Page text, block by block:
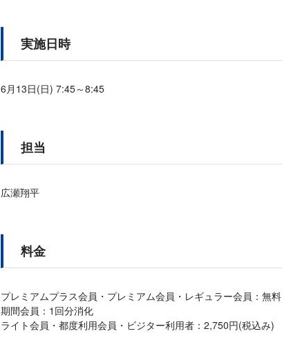
実施日時
6月13日(日) 7:45～8:45
担当
広瀬翔平
料金
プレミアムプラス会員・プレミアム会員・レギュラー会員：無料
期間会員：1回分消化
ライト会員・都度利用会員・ビジター利用者：2,750円(税込み)